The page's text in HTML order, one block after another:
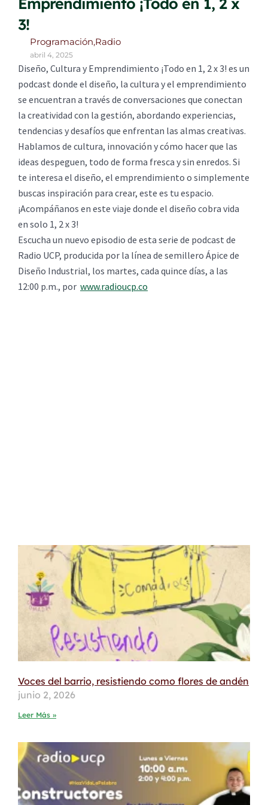
3!
Programación,Radio
abril 4, 2025
Diseño, Cultura y Emprendimiento ¡Todo en 1, 2 x 3! es un
podcast donde el diseño, la cultura y el emprendimiento
se encuentran a través de conversaciones que conectan
la creatividad con la gestión, abordando experiencias,
tendencias y desafíos que enfrentan las almas creativas.
Hablamos de cultura, innovación y cómo hacer que las
ideas despeguen, todo de forma fresca y sin enredos. Si
te interesa el diseño, el emprendimiento o simplemente
buscas inspiración para crear, este es tu espacio.
¡Acompáñanos en este viaje donde el diseño cobra vida
en solo 1, 2 x 3!
Escucha un nuevo episodio de esta serie de podcast de
Radio UCP, producida por la línea de semillero Ápice de
Diseño Industrial, los martes, cada quince días, a las
12:00 p.m., por www.radioucp.co
Voces del barrio, resistiendo como flores de andén
junio 2, 2026
Leer Más »